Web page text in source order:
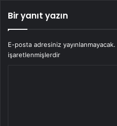
Bir yanıt yazın
E-posta adresiniz yayınlanmayacak.
işaretlenmişlerdir